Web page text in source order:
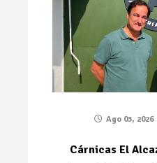
Ago 03, 2026
Cárnicas El